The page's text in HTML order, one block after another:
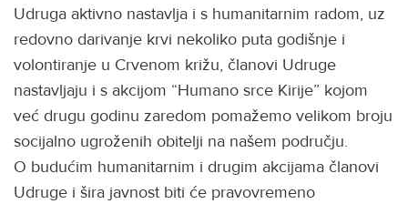
Udruga aktivno nastavlja i s humanitarnim radom, uz
redovno darivanje krvi nekoliko puta godišnje i
volontiranje u Crvenom križu, članovi Udruge
nastavljaju i s akcijom “Humano srce Kirije” kojom
već drugu godinu zaredom pomažemo velikom broju
socijalno ugroženih obitelji na našem području.
O budućim humanitarnim i drugim akcijama članovi
Udruge i šira javnost biti će pravovremeno